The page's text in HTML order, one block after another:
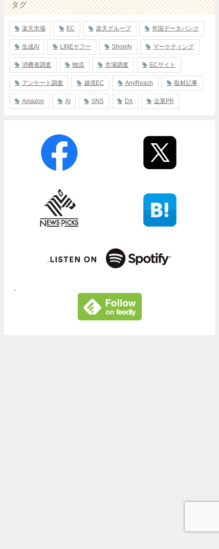
タグ
楽天市場 EC 楽天グループ 帝国データバンク
生成AI LINEヤフー Shopify マーケティング
消費者調査 物流 市場調査 ECサイト
アンケート調査 越境EC AnyReach 取材記事
Amazon AI SNS DX 企業PR